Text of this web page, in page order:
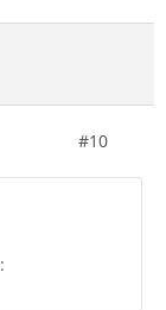
#10